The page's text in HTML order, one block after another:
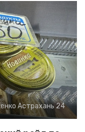
Астрахань 24